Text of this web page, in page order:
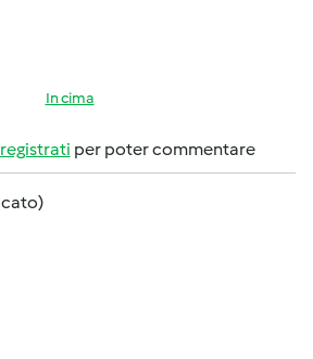
In cima
registrati per poter commentare